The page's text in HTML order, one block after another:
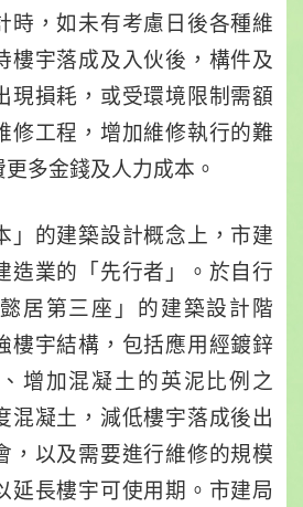
時，如未有考慮日後各種維
樓宇落成及入伙後，構件及
現損耗，或受環境限制需額
修工程，增加維修執行的難
多金錢及人力成本。
」的建築設計概念上，市建
造業的「先行者」。於自行
居第三座」的建築設計階
樓宇結構，包括應用經鍍鋅
增加混凝土的英泥比例之
混凝土，減低樓宇落成後出
，以及需要進行維修的規模
延長樓宇可使用期。市建局